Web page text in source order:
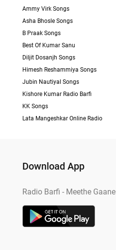
Ammy Virk Songs
Asha Bhosle Songs
B Praak Songs
Best Of Kumar Sanu
Diljit Dosanjh Songs
Himesh Reshammiya Songs
Jubin Nautiyal Songs
Kishore Kumar Radio Barfi
KK Songs
Lata Mangeshkar Online Radio
Download App
Radio Barfi - Meethe Gaane